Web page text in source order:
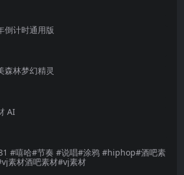
倒计时通用版
森林梦幻精灵
AI
#嘻哈#节奏 #说唱#涂鸦 #hiphop#酒吧素
素材酒吧素材#vj素材